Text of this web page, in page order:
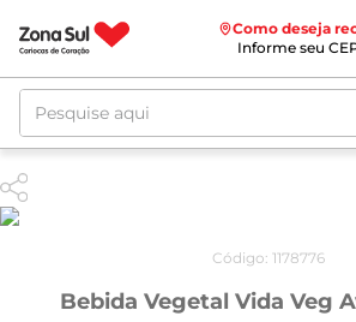
Como deseja
Informe seu
Pesquise aqui
Código: 1178776
Bebida Vegetal Vida Veg